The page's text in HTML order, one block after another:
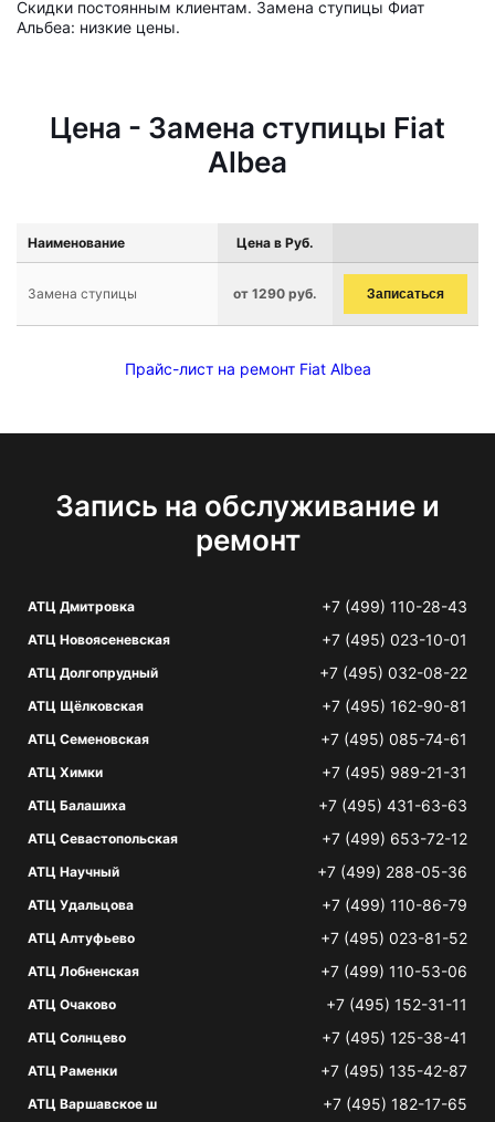
Скидки постоянным клиентам. Замена ступицы Фиат
Альбеа: низкие цены.
Цена - Замена ступицы Fiat
Albea
Наименование Цена в Руб.
Замена ступицы от 1290 руб. Записаться
Прайс-лист на ремонт Fiat Albea
Запись на обслуживание и
ремонт
АТЦ Дмитровка +7 (499) 110-28-43
АТЦ Новоясеневская +7 (495) 023-10-01
АТЦ Долгопрудный +7 (495) 032-08-22
АТЦ Щёлковская +7 (495) 162-90-81
АТЦ Семеновская +7 (495) 085-74-61
АТЦ Химки +7 (495) 989-21-31
АТЦ Балашиха +7 (495) 431-63-63
АТЦ Севастопольская +7 (499) 653-72-12
АТЦ Научный +7 (499) 288-05-36
АТЦ Удальцова +7 (499) 110-86-79
АТЦ Алтуфьево +7 (495) 023-81-52
АТЦ Лобненская +7 (499) 110-53-06
АТЦ Очаково +7 (495) 152-31-11
АТЦ Солнцево +7 (495) 125-38-41
АТЦ Раменки +7 (495) 135-42-87
АТЦ Варшавское ш +7 (495) 182-17-65